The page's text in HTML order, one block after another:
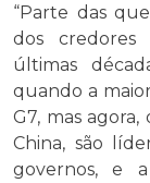
“Parte das
dos credores
últimas
quando a
G7, mas
China, são
governos, e